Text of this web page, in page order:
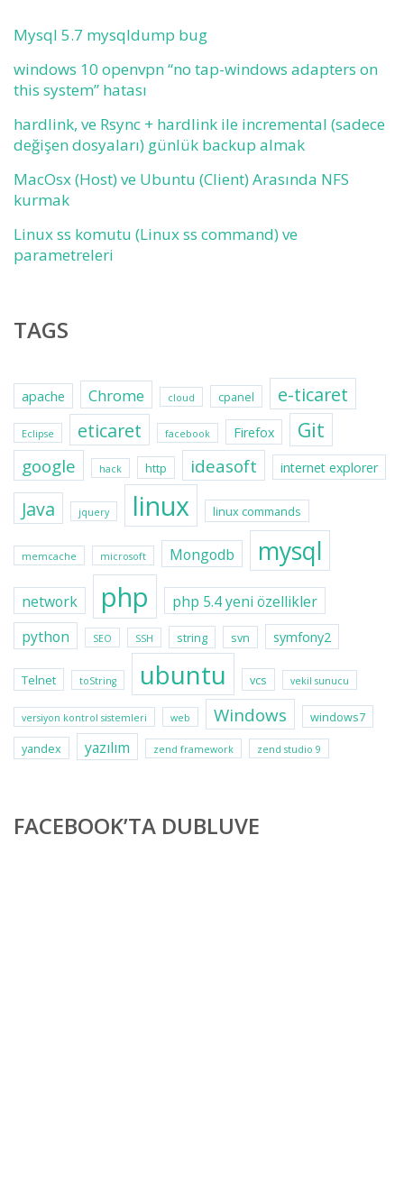
Mysql 5.7 mysqldump bug
windows 10 openvpn “no tap-windows adapters on
this system” hatası
hardlink, ve Rsync + hardlink ile incremental (sadece
değişen dosyaları) günlük backup almak
MacOsx (Host) ve Ubuntu (Client) Arasında NFS
kurmak
Linux ss komutu (Linux ss command) ve
parametreleri
TAGS
apache Chrome cloud cpanel e-ticaret
Eclipse eticaret facebook Firefox Git
google hack http ideasoft internet explorer
Java jquery linux linux commands
memcache microsoft Mongodb mysql
network php
php 5.4 yeni özellikler
python
SEO SSH string svn symfony2
Telnet toString ubuntu vcs vekil sunucu
versiyon kontrol sistemleri web Windows
windows7
yandex
yazılım zend framework zend studio 9
FACEBOOK’TA DUBLUVE